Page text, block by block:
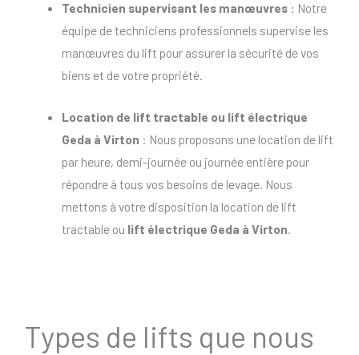
Technicien supervisant les manœuvres: Notre
équipe de techniciens professionnels supervise les
manœuvres du lift pour assurer la sécurité de vos
biens et de votre propriété.
Location de lift tractable ou lift électrique
Geda à Virton : Nous proposons une location de lift
par heure, demi-journée ou journée entière pour
répondre à tous vos besoins de levage. Nous
mettons à votre disposition la location de lift
tractable ou lift électrique Geda à Virton.
Types de lifts que nous